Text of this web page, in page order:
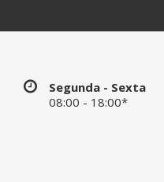
Segunda - Sexta
08:00 - 18:00*